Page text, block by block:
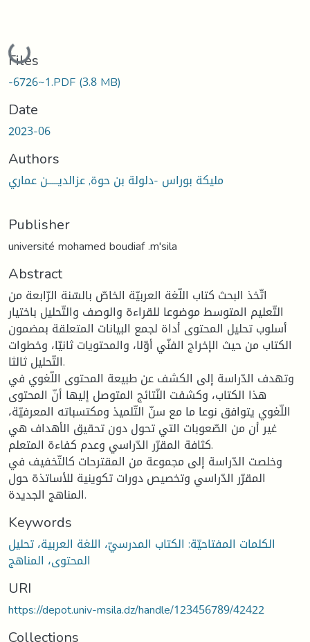
Loading...
Files
-6726~1.PDF(3.8 MB)
Date
2023-06
Authors
مليكة بوراس -دلولة بن حوة, عزالديـــــن عماري
Publisher
université mohamed boudiaf .m'sila
Abstract
اتّخذ البحث كتاب اللّغة العربيّة الخاصّ بالسّنة الرّابعة من
التّعليم المتوسط موضوعا للقراءة والوصف والتّحليل باختيار
أسلوب تحليل المحتوى أداة لجمع البيانات المتعلقة بمضمون
الكتاب من حيث الإخراج الفنّي أوّلا، والمحتويات ثانيّا، وخطوات
التّحليل ثالثا.
وتهدف الدّراسة إلى الكشف عن طبيعة المحتوى اللّغوي في
هذا الكتاب، وكشفت النّتائج المتوصل إليها أنّ المحتوى
اللّغوي يتوافق نوعا ما مع سنّ التّلميذ ومكتسباته المعرفيّة،
غير أن من الصّعوبات التي تحول دون تحقيق الأهداف هي
كثافة المقرّر الدّراسي وعدم كفاءة المتعلم.
وخلصت الدّراسة إلى مجموعة من المقترحات كالتّخفيف في
المقرّر الدّراسي وتخصيص دورات تكوينية للأساتذة حول
المناهج الجديدة.
Keywords
الكلمات المفتاحيّة: الكتاب المدرسيّ، اللغة العربية، تحليل
المحتوى، المناهج
URI
https://depot.univ-msila.dz/handle/123456789/42422